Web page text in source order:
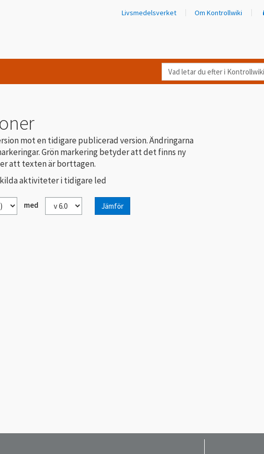
Livsmedelsverket Om Kontrollwiki
Vad
letar
Kontrollwiki?
mot en tidigare publicerad version. Ändringarna
Grön markering betyder att det finns ny
att texten är borttagen.
aktiviteter i tidigare led
med Jämför